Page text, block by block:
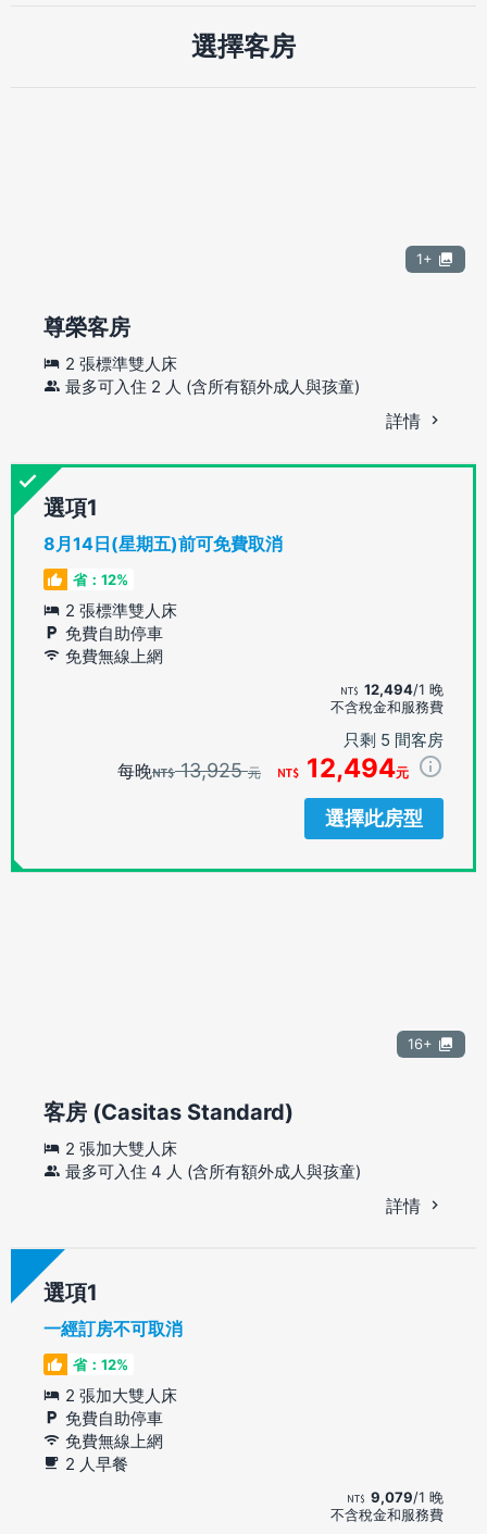
選擇客房
1+
尊榮客房
2 張標準雙人床
最多可入住 2 人 (含所有額外成人與孩童)
詳情
選項
8月14日(星期五)前可免費取消
省：12%
2 張標準雙人床
免費自助停車
免費無線上網
12,494/1 晚
不含稅金和服務費
只剩 5 間客房
每晚 13,925元 12,494元
選擇此房型
16+
客房 (Casitas Standard)
2 張加大雙人床
最多可入住 4 人 (含所有額外成人與孩童)
詳情
選項
一經訂房不可取消
省：12%
2 張加大雙人床
免費自助停車
免費無線上網
2 人早餐
9,079/1 晚
不含稅金和服務費